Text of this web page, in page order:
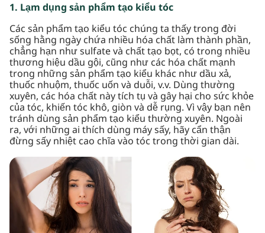
1. Lạm dụng sản phẩm tạo kiểu tóc
Các sản phẩm tạo kiểu tóc chúng ta thấy trong đời
sống hằng ngày chứa nhiều hóa chất làm thành phần,
chẳng hạn như sulfate và chất tạo bọt, có trong nhiều
thương hiệu dầu gội, cũng như các hóa chất mạnh
trong những sản phẩm tạo kiểu khác như dầu xả,
thuốc nhuộm, thuốc uốn và duỗi, v.v. Dùng thường
xuyên, các hóa chất này tích tụ và gây hại cho sức khỏe
của tóc, khiến tóc khô, giòn và dễ rụng. Vì vậy bạn nên
tránh dùng sản phẩm tạo kiểu thường xuyên. Ngoài
ra, với những ai thích dùng máy sấy, hãy cẩn thận
đừng sấy nhiệt cao chĩa vào tóc trong thời gian dài.